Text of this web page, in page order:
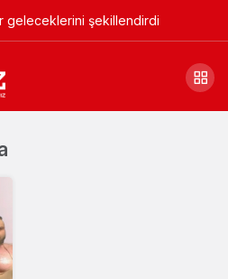
geleceklerini şekillendirdi